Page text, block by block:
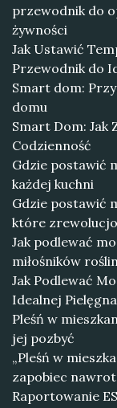
przewodnik do
żywności
Jak Ustawić
Przewodnik do
Smart dom:
domu
Smart Dom: Jak
Codzienność
Gdzie postawić
każdej kuchni
Gdzie postawić
które
Jak podlewać
miłośników
Jak Podlewać
Idealnej
Pleśń w
jej pozbyć
„Pleśń w
zapobiec
Raportowanie